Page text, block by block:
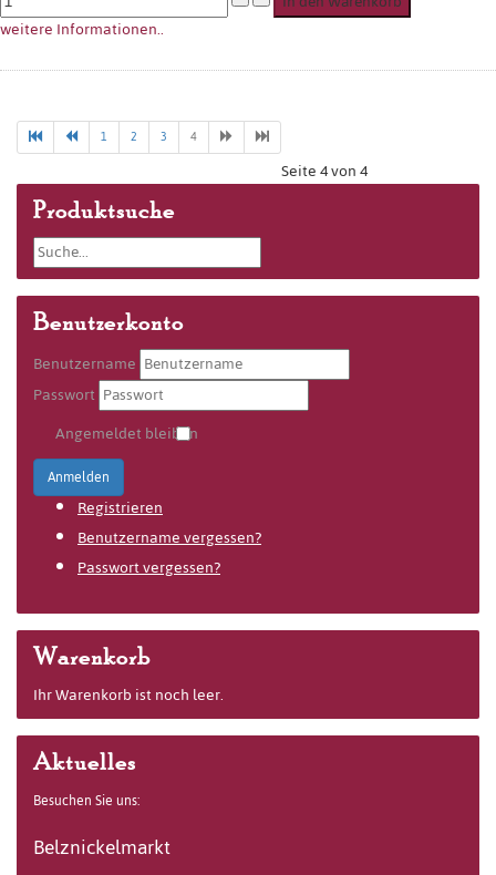
weitere Informationen..
1 2 3 4
Seite 4 von 4
Produktsuche
Benutzerkonto
Benutzername
Passwort
Angemeldet bleiben
Anmelden
Registrieren
Benutzername vergessen?
Passwort vergessen?
Warenkorb
Ihr Warenkorb ist noch leer.
Aktuelles
Besuchen Sie uns:
Belznickelmarkt